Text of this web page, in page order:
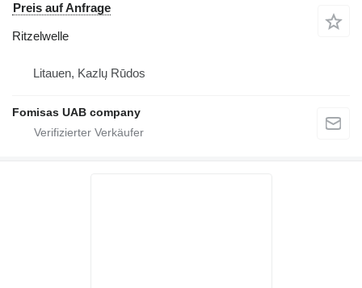
Preis auf Anfrage
Ritzelwelle
Litauen, Kazlų Rūdos
Fomisas UAB company